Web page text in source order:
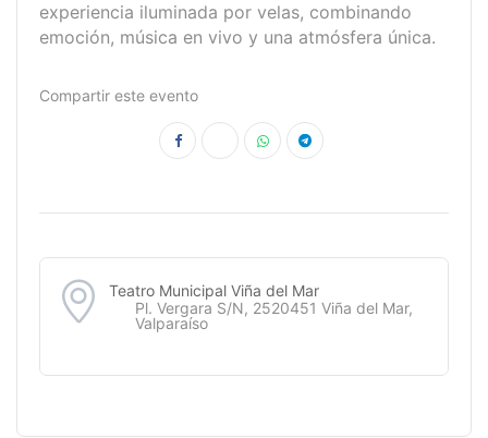
experiencia iluminada por velas, combinando
emoción, música en vivo y una atmósfera única.
Compartir este evento
Teatro Municipal Viña del Mar
Pl. Vergara S/N, 2520451 Viña del Mar,
Valparaíso